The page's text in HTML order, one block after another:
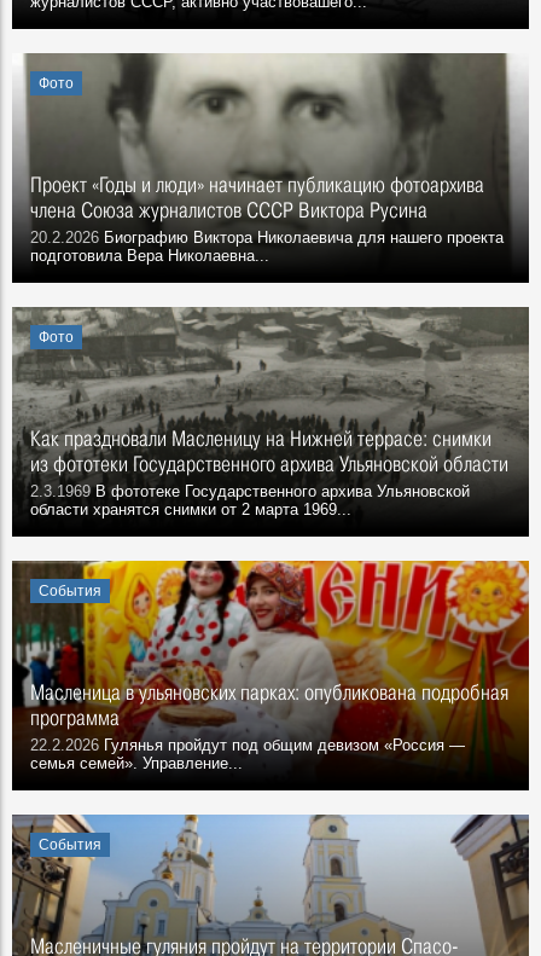
Фото
Проект «Годы и люди» начинает публикацию фотоархива
члена Союза журналистов СССР Виктора Русина
20.2.2026 Биографию Виктора Николаевича для нашего проекта
подготовила Вера Николаевна...
Фото
Как праздновали Масленицу на Нижней террасе: снимки
из фототеки Государственного архива Ульяновской области
2.3.1969В фототеке Государственного архива Ульяновской
области хранятся снимки от 2 марта 1969...
События
Масленица в ульяновских парках: опубликована подробная
программа
22.2.2026 Гулянья пройдут под общим девизом «Россия —
семья семей». Управление...
События
Масленичные гуляния пройдут на территории Спасо-